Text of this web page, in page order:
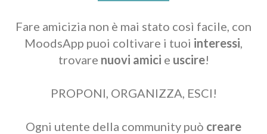
Fare amicizia non è mai stato così facile, con
MoodsApp puoi coltivare i tuoi interessi,
trovare nuovi amici e uscire!
PROPONI, ORGANIZZA, ESCI!
Ogni utente della community può creare